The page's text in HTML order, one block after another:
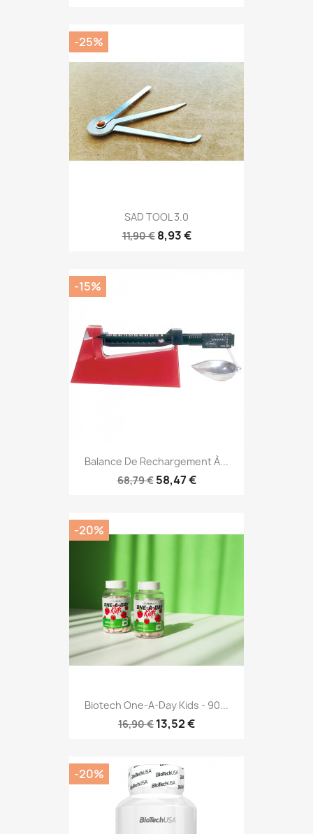
SAD TOOL 3.0
11,90 € 8,93 €
-25%
Balance De Rechargement À...
68,79 € 58,47 €
-15%
Biotech One-A-Day Kids - 90...
16,90 € 13,52 €
-20%
-20%